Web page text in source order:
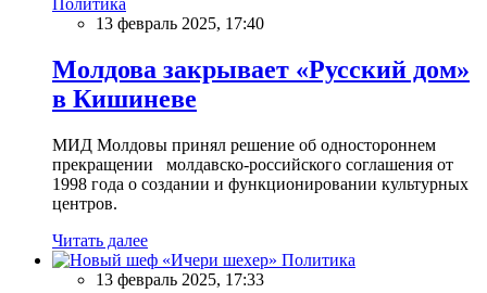
13 февраль 2025, 17:40
Молдова закрывает «Русский дом»
в Кишиневе
МИД Молдовы принял решение об одностороннем
прекращении молдавско-российского соглашения от
1998 года о создании и функционировании культурных
центров.
Читать далее
Политика
13 февраль 2025, 17:33